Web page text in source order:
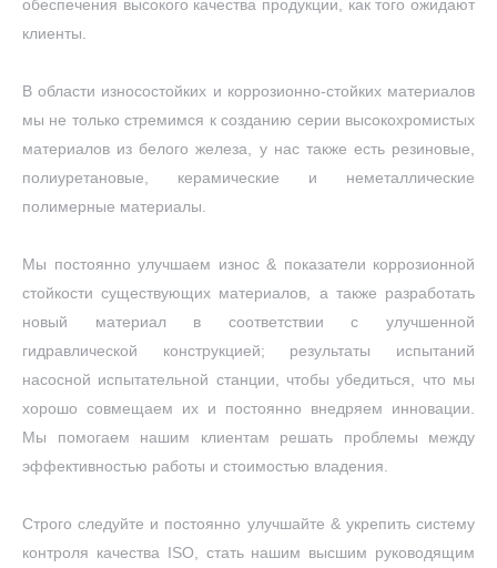
обеспечения высокого качества продукции, как того ожидают
клиенты.
В области износостойких и коррозионно-стойких материалов
мы не только стремимся к созданию серии высокохромистых
материалов из белого железа, у нас также есть резиновые,
полиуретановые, керамические и неметаллические
полимерные материалы.
Мы постоянно улучшаем износ & показатели коррозионной
стойкости существующих материалов, а также разработать
новый материал в соответствии с улучшенной
гидравлической конструкцией; результаты испытаний
насосной испытательной станции, чтобы убедиться, что мы
хорошо совмещаем их и постоянно внедряем инновации.
Мы помогаем нашим клиентам решать проблемы между
эффективностью работы и стоимостью владения.
Строго следуйте и постоянно улучшайте & укрепить систему
контроля качества ISO, стать нашим высшим руководящим